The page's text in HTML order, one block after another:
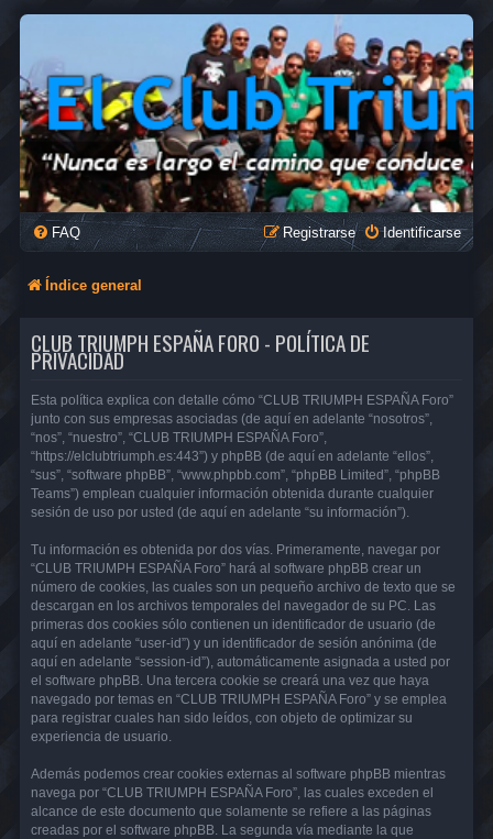
FAQ Identificarse
Registrarse
Índice general
CLUB TRIUMPH ESPAÑA FORO - POLÍTICA DE
PRIVACIDAD
Esta política explica con detalle cómo “CLUB TRIUMPH ESPAÑA Foro”
junto con sus empresas asociadas (de aquí en adelante “nosotros”,
“nos”, “nuestro”, “CLUB TRIUMPH ESPAÑA Foro”,
“https://elclubtriumph.es:443”) y phpBB (de aquí en adelante “ellos”,
“sus”, “software phpBB”, “www.phpbb.com”, “phpBB Limited”, “phpBB
Teams”) emplean cualquier información obtenida durante cualquier
sesión de uso por usted (de aquí en adelante “su información”).
Tu información es obtenida por dos vías. Primeramente, navegar por
“CLUB TRIUMPH ESPAÑA Foro” hará al software phpBB crear un
número de cookies, las cuales son un pequeño archivo de texto que se
descargan en los archivos temporales del navegador de su PC. Las
primeras dos cookies sólo contienen un identificador de usuario (de
aquí en adelante “user-id”) y un identificador de sesión anónima (de
aquí en adelante “session-id”), automáticamente asignada a usted por
el software phpBB. Una tercera cookie se creará una vez que haya
navegado por temas en “CLUB TRIUMPH ESPAÑA Foro” y se emplea
para registrar cuales han sido leídos, con objeto de optimizar su
experiencia de usuario.
Además podemos crear cookies externas al software phpBB mientras
navega por “CLUB TRIUMPH ESPAÑA Foro”, las cuales exceden el
alcance de este documento que solamente se refiere a las páginas
creadas por el software phpBB. La segunda vía mediante la que